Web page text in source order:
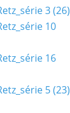
3(26)
10
16
5(23)